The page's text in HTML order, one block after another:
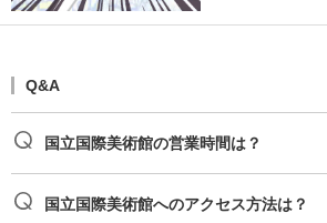
Q&A
国立国際美術館の営業時間は？
国立国際美術館へのアクセス方法は？